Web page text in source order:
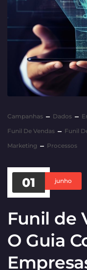
Campanhas Dados
Funil De Vendas
Funil
Marketing
Processos
01 junho
Funil de
O Guia